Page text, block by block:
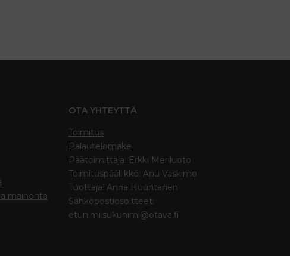
mainonta
OTA YHTEYTTÄ
Toimitus
Palautelomake
Päätoimittaja: Erkki Meriluoto
Toimituspäällikkö: Anu Vaskimo
Tuottaja: Anna Huuhtanen
Sähköpostiosoitteet:
etunimi.sukunimi@otava.fi